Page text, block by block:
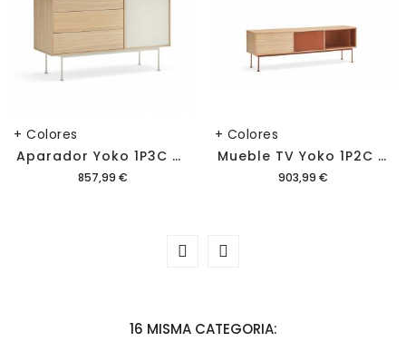
+ Colores
A
Parador Yoko 1P3C Roble
Precio
857,99 €
+ Colores
M
Ueble TV Yoko 1P2C Roble
Precio
903,99 €
16 MISMA CATEGORIA: